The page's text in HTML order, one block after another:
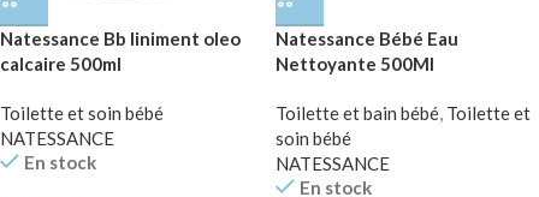
Natessance Bb liniment oleo
calcaire 500ml
Toilette et soin bébé
NATESSANCE
En stock
Natessance Bébé Eau
Nettoyante 500Ml
Toilette et bain bébé, Toilette et
soin bébé
NATESSANCE
En stock